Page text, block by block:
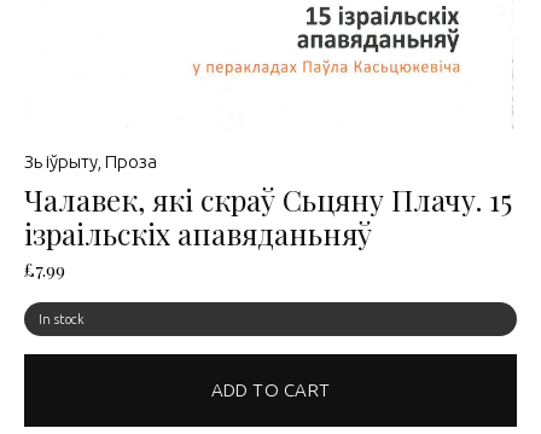
Зь іўрыту Проза
Чалавек, які скраў Сьцяну Плачу. 15
ізраільскіх апавяданьняў
£7.99
In stock
ADD TO CART